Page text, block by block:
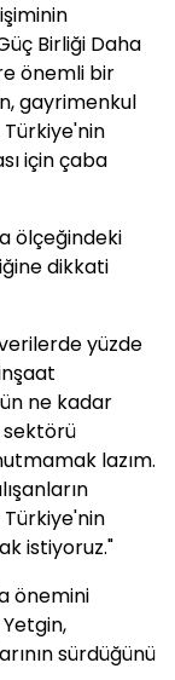
Birliği Daha
önemli bir
gayrimenkul
için çaba
ölçeğindeki
dikkati
yüzde
ne kadar
sektörü
lazım.
istiyoruz."
önemini
sürdüğünü